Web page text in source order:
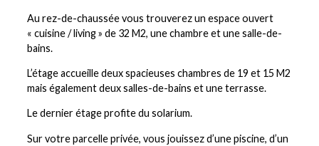
Au rez-de-chaussée vous trouverez un espace ouvert
« cuisine / living » de 32 M2, une chambre et une salle-de-
bains.
L’étage accueille deux spacieuses chambres de 19 et 15 M2
mais également deux salles-de-bains et une terrasse.
Le dernier étage profite du solarium.
Sur votre parcelle privée, vous jouissez d’une piscine, d’un